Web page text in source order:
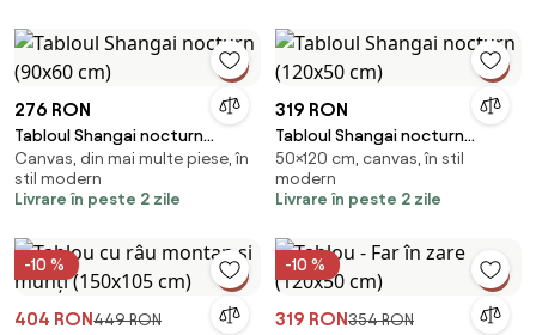
276 RON
Tabloul Shangai nocturn
(90x60 cm)
Canvas, din mai multe piese, în
stil modern
Livrare în peste 2 zile
319 RON
Tabloul Shangai nocturn
(120x50 cm)
50×120 cm, canvas, în stil
modern
Livrare în peste 2 zile
-10 %
404 RON449 RON
-10 %
319 RON354 RON